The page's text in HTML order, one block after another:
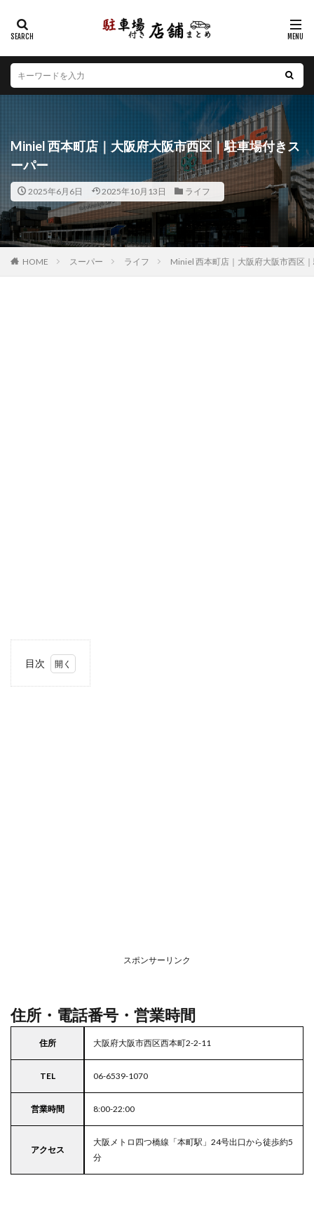
Miniel 西本町店｜大阪府大阪市西区｜駐車場付きス
ーパー
2025年6月6日 2025年10月13日 ライフ
HOME スーパー ライフ Miniel 西本町店｜大阪府大阪市西区
目次
イフ
スポンサーリンク
住所・電話番号・営業時間
住所 大阪府大阪市西区西本町2-2-11
TEL 06-6539-1070
営業時間 8:00-22:00
アクセス
大阪メトロ四つ橋線「本町駅」24号出口から徒歩約5
分
カテゴリー
エリア
北海道 青森県 岩手県 宮城県
秋田県
山形県
福島県 茨城県 栃木県
群馬県
埼玉県
千葉県 東京都 神奈川県
新潟県
山梨県
長野県 富山県 石川県
福井県
岐阜県
静岡県 愛知県 三重県
滋賀県
京都府
大阪府 兵庫県
和歌山県
鳥取県
島根県 岡山県 広島県
徳島県
香川県 愛媛県 高知県
福岡県
佐賀県
長崎県 熊本県 大分県
宮崎県